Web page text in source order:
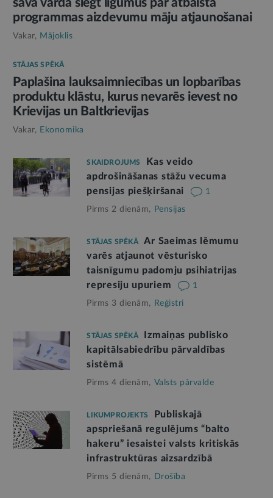
savā vārdā slēgt līgumus par atbalsta
programmas aizdevumu māju atjaunošanai
Vakar, Mājoklis
STĀJAS SPĒKĀ
Paplašina lauksaimniecības un lopbarības
produktu klāstu, kurus nevarēs ievest no
Krievijas un Baltkrievijas
Vakar, Ekonomika
SKAIDROJUMS
Kas veido
apdrošināšanas stāžu vecuma
pensijas piešķiršanai
1
Pirms 2 dienām, Pensijas
STĀJAS SPĒKĀ
Ar Saeimas lēmumu
varēs atjaunot vēsturisko
taisnīgumu padomju psihiatrijas
represiju upuriem
1
Pirms 3 dienām, Reģistri
STĀJAS SPĒKĀ
Izmaiņas publisko
kapitālsabiedrību pārvaldības
sistēmā
Pirms 4 dienām, Valsts pārvalde
LIKUMPROJEKTS
Publiskajā
apspriešanā regulējums “balto
hakeru” iesaistei valsts kritiskās
infrastruktūras aizsardzībā
Pirms 5 dienām, Drošība